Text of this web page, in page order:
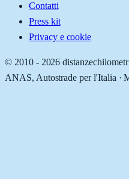
Contatti
Press kit
Privacy e cookie
© 2010 - 2026
ANAS, Autostrade per l'Italia ·